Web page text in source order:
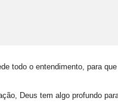
todo o entendimento, para
Deus tem algo profundo